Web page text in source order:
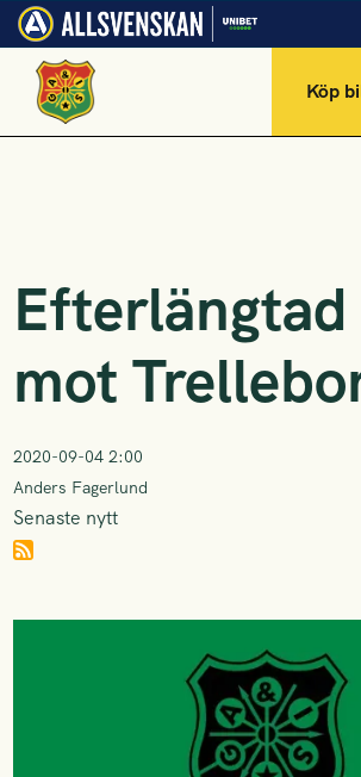
Köp
Efterlängtad
mot
2020-09-04 2:00
Anders Fagerlund
Senaste nytt